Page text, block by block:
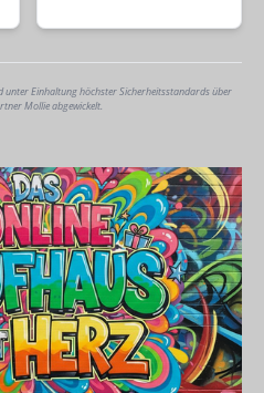
unter Einhaltung höchster Sicherheitsstandards über
Mollie abgewickelt.